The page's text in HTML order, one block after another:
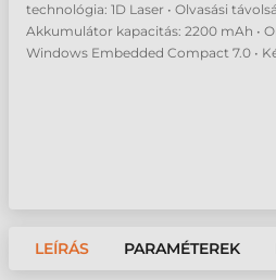
technológia: 1D Laser • Olvasási
Akkumulátor kapacitás: 2200 mAh •
Windows Embedded Compact 7.0 •
LEÍRÁS PARAMÉTEREK